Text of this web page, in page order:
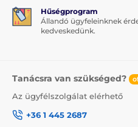
Hűségprogram
Állandó ügyfeleinknek
kedveskedünk.
Tanácsra van szükséged?
Az ügyfélszolgálat elérhető
+36 1 445 2687